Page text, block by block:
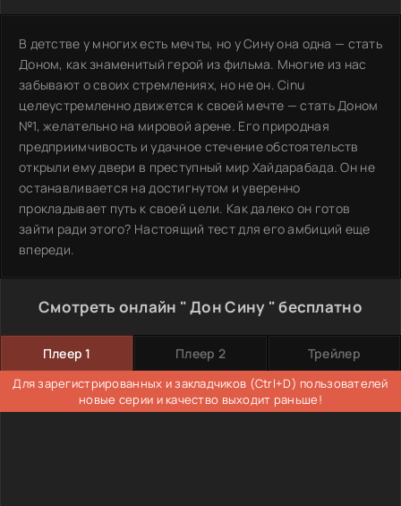
В детстве у многих есть мечты, но у Сину она одна — стать
Доном, как знаменитый герой из фильма. Многие из нас
забывают о своих стремлениях, но не он. Сinu
целеустремленно движется к своей мечте — стать Доном
№1, желательно на мировой арене. Его природная
предприимчивость и удачное стечение обстоятельств
открыли ему двери в преступный мир Хайдарабада. Он не
останавливается на достигнутом и уверенно
прокладывает путь к своей цели. Как далеко он готов
зайти ради этого? Настоящий тест для его амбиций еще
впереди.
Смотреть онлайн " Дон Сину " бесплатно
Плеер 1 Плеер 2 Трейлер
Для зарегистрированных и закладчиков (Ctrl+D) пользователей
новые серии и качество выходит раньше!